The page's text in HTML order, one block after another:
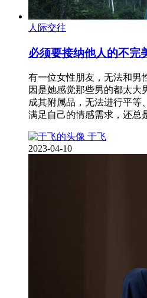
人际交往
必须要接纳他人的不完
有一位女性朋友，无法和男
因是她感觉那些男的都太大
成其附属品，无法进行平等
满足自己的情感需求，还
于飞
2023-04-10